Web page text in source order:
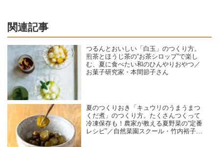
関連記事
つるんとおいしい「白玉」のつくり方。
煎茶とほうじ茶の“お茶シロップ”で楽し
む、夏に食べたい和のひんやりおやつ／
お菓子研究家・本間節子さん
夏のつくりおき「キュウリのうまうまつ
くだ煮」のつくり方。たくさんつくって
冷凍保存も！農家が教える夏野菜の“定番
レシピ”／自然菜園スクール・竹内裕子さ